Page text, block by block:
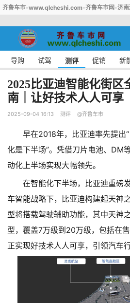
齐鲁车市-www.qlcheshi.com-齐鲁车市网-济南
导购 试驾 测评 促销 新
2025比亚迪智能化街区
南｜让好技术人人可享
2025-09-04 16:13 测评 @齐鲁车市
早在2018年，比亚迪率先提出
化是下半场”。凭借刀片电池、DM
动化上半场实现大幅领先。
在智能化下半场，比亚迪重磅
车智能战略下，比亚迪构建起天神
型将搭载驾驶辅助功能，其中天神
型，覆盖7万级到20万级，包括在
正实现好技术人人可享，引领汽车